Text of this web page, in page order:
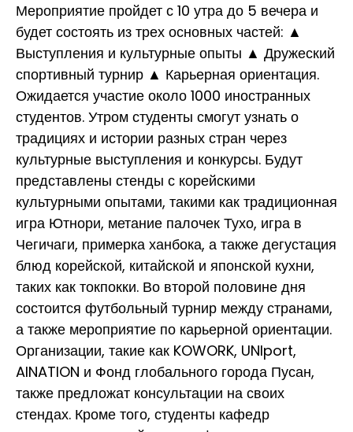
Мероприятие пройдет с 10 утра до 5 вечера и
будет состоять из трех основных частей: ▲
Выступления и культурные опыты ▲ Дружеский
спортивный турнир ▲ Карьерная ориентация.
Ожидается участие около 1000 иностранных
студентов. Утром студенты смогут узнать о
традициях и истории разных стран через
культурные выступления и конкурсы. Будут
представлены стенды с корейскими
культурными опытами, такими как традиционная
игра Ютнори, метание палочек Тухо, игра в
Чегичаги, примерка ханбока, а также дегустация
блюд корейской, китайской и японской кухни,
таких как токпокки. Во второй половине дня
состоится футбольный турнир между странами,
а также мероприятие по карьерной ориентации.
Организации, такие как KOWORK, UNIport,
AINATION и Фонд глобального города Пусан,
также предложат консультации на своих
стендах. Кроме того, студенты кафедр